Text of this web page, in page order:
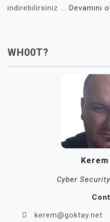
indirebilirsiniz ... Devamını
WH00T?
Cyber
kerem@goktay.net